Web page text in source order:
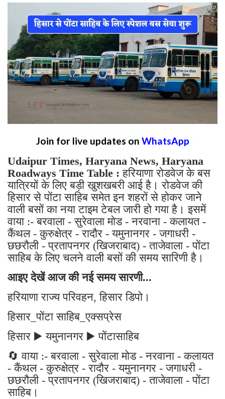
Join for live updates on WhatsApp
Udaipur Times, Haryana News, Haryana
Roadways Time Table : हरियाणा रोडवेज के बस
यात्रियों के लिए बड़ी खुशखबरी आई है। रोडवेज की
हिसार से पोंटा साहिब समेत इन शहरों से होकर जाने
वाली बसों का नया टाइम टेबल जारी हो गया है। इसमें
वाया :- बरवाला - सुरेवाला मोड - नरवाना - कलायत -
कैंथल - कुरुक्षेत्र - रादौर - यमुनानगर - जगाधरी -
छछरौली - प्रतापनगर (खिजराबाद) - ताजेवाला - पोंटा
साहिब के लिए चलने वाली बसों की समय सारिणी है।
आइए देखें आज की नई समय सारणी...
हरियाणा राज्य परिवहन, हिसार डिपो।
हिसार_पोंटा साहिब_एक्सप्रेस
हिसार ▶️ यमुनानगर ▶️ पोंटासाहिब
🔄 वाया :- बरवाला - सुरेवाला मोड - नरवाना - कलायत
- कैंथल - कुरुक्षेत्र - रादौर - यमुनानगर - जगाधरी -
छछरौली - प्रतापनगर (खिजराबाद) - ताजेवाला - पोंटा
साहिब।